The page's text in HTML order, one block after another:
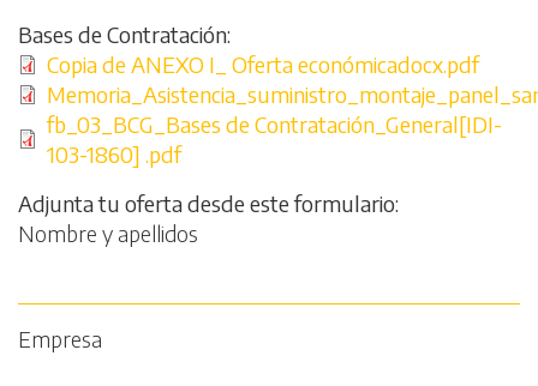
Bases de Contratación
FileCopia de ANEXO I_ Oferta económicadocx.pdf
File
Filefb_03_BCG_Bases de Contratación_General[IDI-
103-1860] .pdf
Adjunta tu oferta desde este formulario
Nombre y apellidos
Empresa